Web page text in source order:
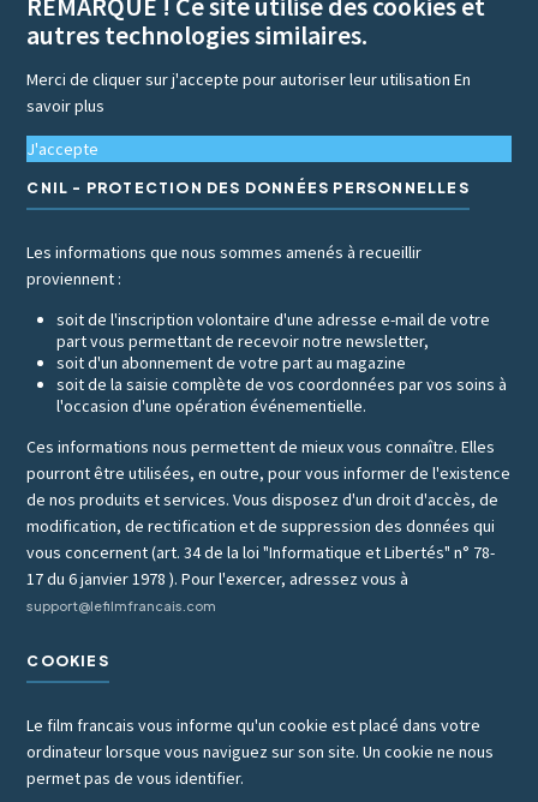
autres technologies similaires.
Merci de cliquer sur j'accepte pour autoriser leur utilisationEn
savoir plus
J'accepte
CNIL - PROTECTION DES DONNÉES PERSONNELLES
Les informations que nous sommes amenés à recueillir
proviennent :
soit de l'inscription volontaire d'une adresse e-mail de votre
part vous permettant de recevoir notre newsletter,
soit d'un abonnement de votre part au magazine
soit de la saisie complète de vos coordonnées par vos soins à
l'occasion d'une opération événementielle.
Ces informations nous permettent de mieux vous connaître. Elles
pourront être utilisées, en outre, pour vous informer de l'existence
de nos produits et services. Vous disposez d'un droit d'accès, de
modification, de rectification et de suppression des données qui
vous concernent (art. 34 de la loi "Informatique et Libertés" n° 78-
17 du 6 janvier 1978 ). Pour l'exercer, adressez vous à
support@lefilmfrancais.com
COOKIES
Le film francais vous informe qu'un cookie est placé dans votre
ordinateur lorsque vous naviguez sur son site. Un cookie ne nous
permet pas de vous identifier.